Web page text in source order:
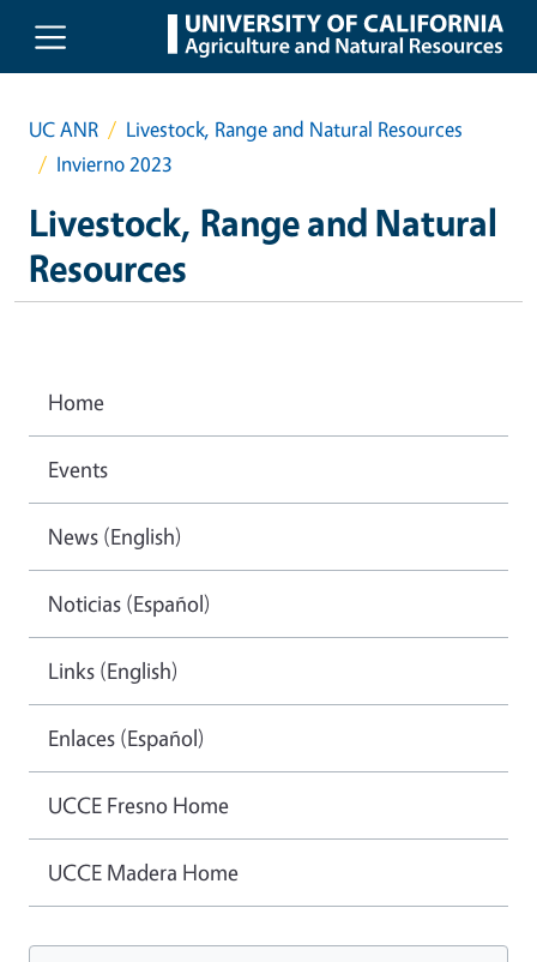
Skip to main content
UC ANR
Livestock, Range and Natural Resources
Invierno 2023
Livestock, Range and Natural
Resources
Home
Events
News (English)
Noticias (Español)
Links (English)
Enlaces (Español)
UCCE Fresno Home
UCCE Madera Home